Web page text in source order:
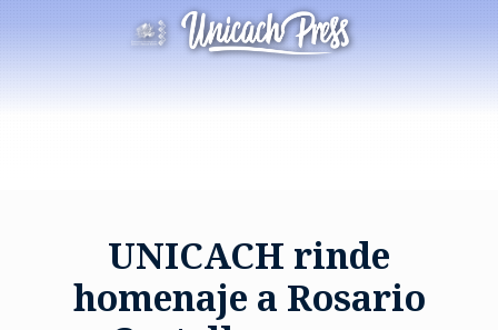
UNICACH rinde
homenaje a Rosario